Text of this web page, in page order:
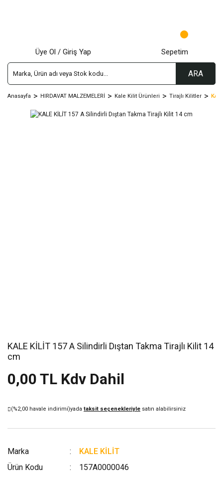
ARA
Üye Ol / Giriş Yap Sepetim
Anasayfa HIRDAVAT MALZEMELERİ Kale Kilit Ürünleri Tirajlı Kilitler
KALE KİLİT 157 A Silindirli Dıştan Takma Tirajlı Kilit 14
cm
0,00 TL Kdv Dahil
(%2,00 havale indirimi)yada taksit seçenekleriyle satın alabilirsiniz
Marka
KALE KİLİT
Ürün Kodu
157A0000046